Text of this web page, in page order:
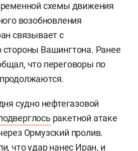
схемы движения
возобновления
связывает с
Вашингтона. Ранее
что переговоры по
судно нефтегазовой
ракетной атаке
Ормузский пролив.
что удар нанес Иран, и